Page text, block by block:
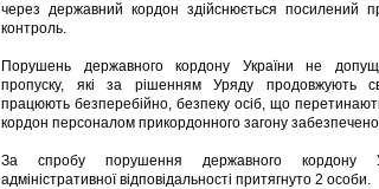
через державний кордон здійснюється посилений
контроль.
Порушень державного кордону України не
пропуску, які за рішенням Уряду продовжують
працюють безперебійно, безпеку осіб, що
кордон персоналом прикордонного загону
За спробу порушення державного кордону
адміністративної відповідальності притягнуто 2 особи.